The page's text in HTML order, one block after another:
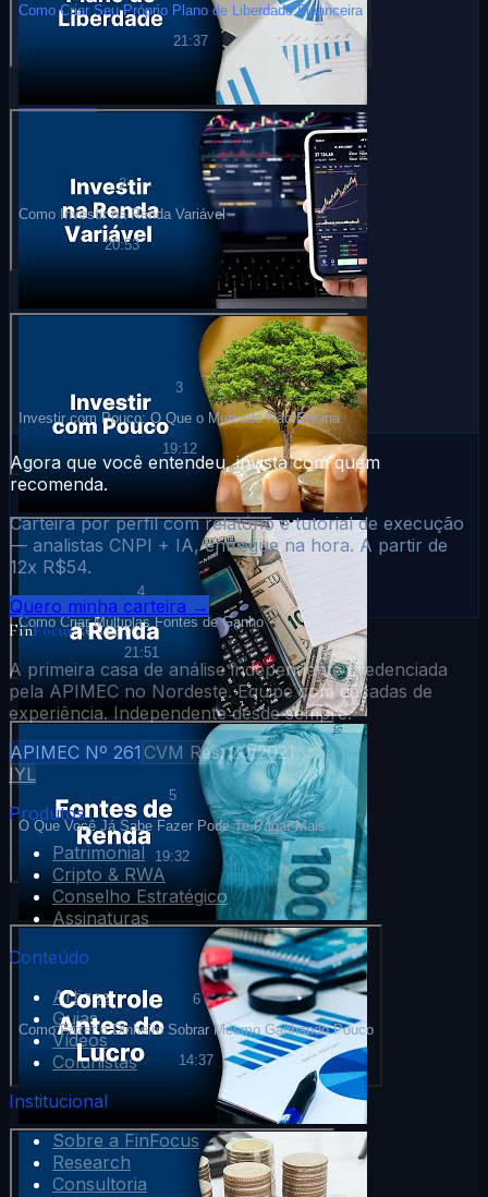
Como Criar Seu Próprio Plano de Liberdade Financeira
21:37
2
Como Investir na Renda Variável
20:53
3
Investir com Pouco: O Que o Mercado Não Ensina
19:12
4
Como Criar Múltiplas Fontes de Ganho
21:51
5
O Que Você Já Sabe Fazer Pode Te Pagar Mais
19:32
6
Como Fazer o Dinheiro Sobrar Mesmo Ganhando Pouco
14:37
Agora que você entendeu, invista com quem
recomenda.
Carteira por perfil com relatório e tutorial de execução
— analistas CNPI + IA, entregue na hora. A partir de
12x R$54.
Quero minha carteira →
FinFocusResearch
A primeira casa de análise independente credenciada
pela APIMEC no Nordeste. Equipe com décadas de
experiência. Independente desde sempre.
APIMEC Nº 261 CVM Res. 20/2021
IYL
Produtos
Patrimonial
Cripto & RWA
Conselho Estratégico
Assinaturas
Conteúdo
Artigos
Guias
Vídeos
Colunistas
Institucional
Sobre a FinFocus
Research
Consultoria